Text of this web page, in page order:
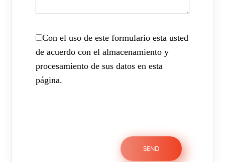
Con el uso de este formulario esta usted
de acuerdo con el almacenamiento y
procesamiento de sus datos en esta
página.